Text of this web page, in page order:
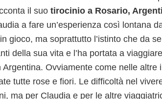
il suo tirocinio a Rosario,
a fare un’esperienza così lontana
gioco, ma soprattutto l’istinto che da
della sua vita e l’ha portata a
Argentina. Ovviamente come nelle altre
tutte rose e fiori. Le difficoltà nel
ma per Claudia e per le altre